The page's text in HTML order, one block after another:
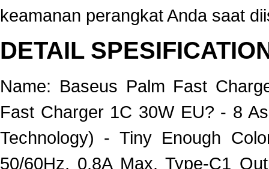
keamanan perangkat Anda saat
DETAIL
Name: Baseus Palm Fast
Fast Charger 1C 30W EU? - 8
Technology) - Tiny Enough
50/60Hz, 0.8A Max. Type-C1